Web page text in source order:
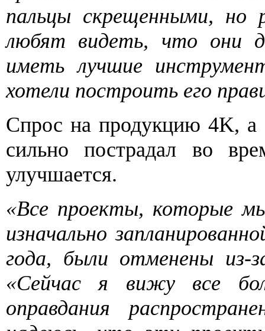
пальцы скрещенными, но
любят видеть, что они
иметь лучшие
хотели построить его
Спрос на продукцию 4K, а
сильно пострадал во
улучшается.
«Все проекты, которые
изначально
года, были отменены из-
«Сейчас я вижу все
оправдания